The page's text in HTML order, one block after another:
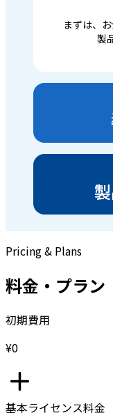
まずは、
製
Pricing & Plans
料金・プラン
初期費用
¥0
基本ライセンス料金